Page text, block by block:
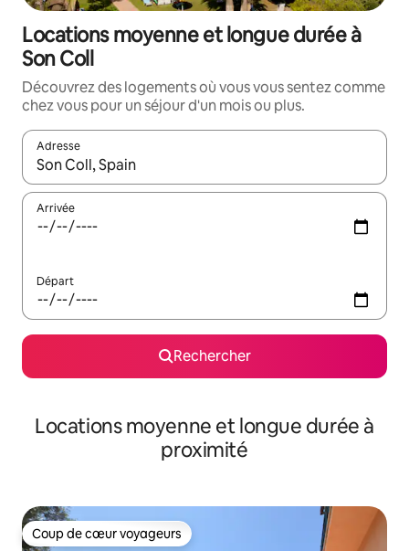
Locations moyenne et longue durée à
Son Coll
Découvrez des logements où vous vous sentez comme
chez vous pour un séjour d'un mois ou plus.
Adresse
Lorsque les résultats s'affichent, utilisez les flèches vers le
Arrivée
Départ
Rechercher
Locations moyenne et longue durée à
proximité
Coup de cœur voyageurs
Coup de cœur voyageurs